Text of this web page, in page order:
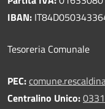
IBAN:
Tesoreria Comunale
PEC:
Centralino Unico: